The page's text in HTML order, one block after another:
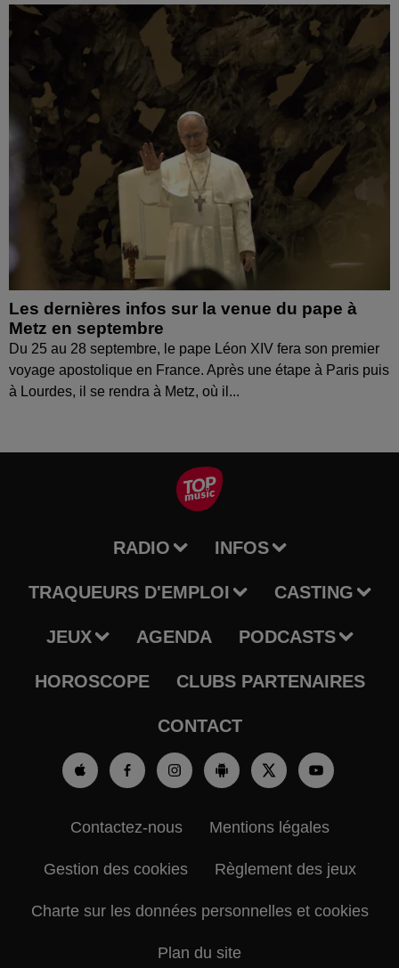
Les dernières infos sur la venue du pape à
Metz en septembre
Du 25 au 28 septembre, le pape Léon XIV fera son premier
voyage apostolique en France. Après une étape à Paris puis
à Lourdes, il se rendra à Metz, où il...
RADIO INFOS
TRAQUEURS D'EMPLOI CASTING
JEUX AGENDA PODCASTS
HOROSCOPE CLUBS PARTENAIRES
CONTACT
Contactez-nous Mentions légales
Gestion des cookies Règlement des jeux
Charte sur les données personnelles et cookies
Plan du site